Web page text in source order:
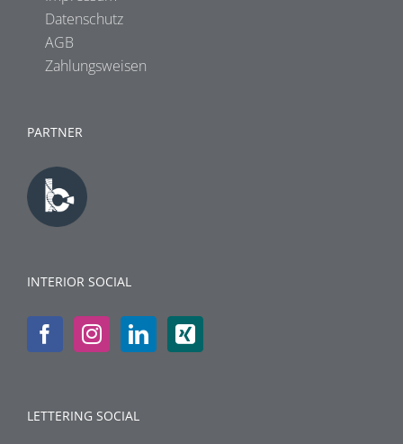
Datenschutz
AGB
Zahlungsweisen
PARTNER
INTERIOR SOCIAL
LETTERING SOCIAL